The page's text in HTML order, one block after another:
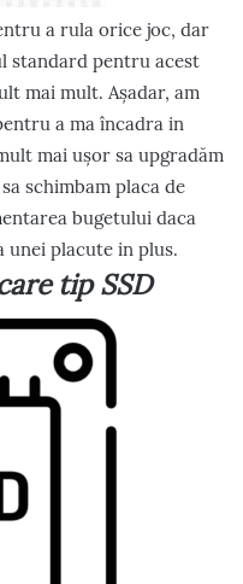
a rula orice joc, dar
standard pentru acest
mai mult. Așadar, am
a ma încadra in
mai ușor sa upgradăm
schimbam placa de
bugetului daca
placute in plus.
tip SSD